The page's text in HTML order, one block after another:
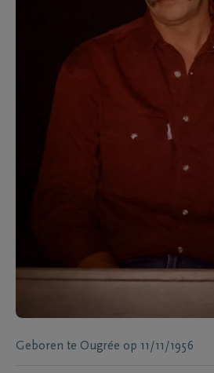
Geboren te Ougrée op 11/11/1956